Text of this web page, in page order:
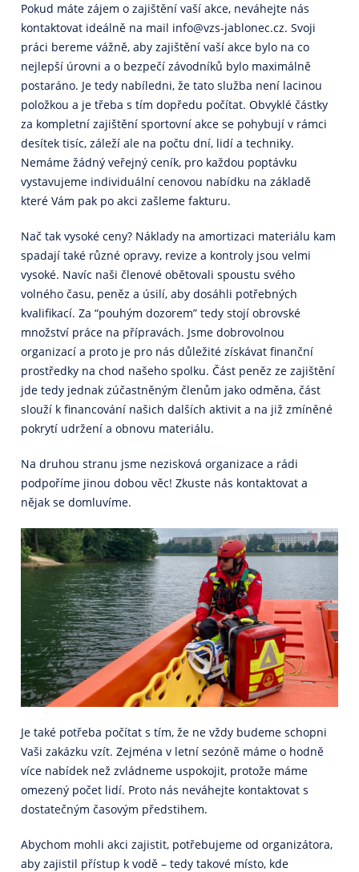
Pokud máte zájem o zajištění vaší akce, neváhejte nás
kontaktovat ideálně na mail info@vzs-jablonec.cz. Svoji
práci bereme vážně, aby zajištění vaší akce bylo na co
nejlepší úrovni a o bezpečí závodníků bylo maximálně
postaráno. Je tedy nabíledni, že tato služba není lacinou
položkou a je třeba s tím dopředu počítat. Obvyklé částky
za kompletní zajištění sportovní akce se pohybují v rámci
desítek tisíc, záleží ale na počtu dní, lidí a techniky.
Nemáme žádný veřejný ceník, pro každou poptávku
vystavujeme individuální cenovou nabídku na základě
které Vám pak po akci zašleme fakturu.
Nač tak vysoké ceny? Náklady na amortizaci materiálu kam
spadají také různé opravy, revize a kontroly jsou velmi
vysoké. Navíc naši členové obětovali spoustu svého
volného času, peněz a úsilí, aby dosáhli potřebných
kvalifikací. Za “pouhým dozorem” tedy stojí obrovské
množství práce na přípravách. Jsme dobrovolnou
organizací a proto je pro nás důležité získávat finanční
prostředky na chod našeho spolku. Část peněz ze zajištění
jde tedy jednak zúčastněným členům jako odměna, část
slouží k financování našich dalších aktivit a na již zmíněné
pokrytí udržení a obnovu materiálu.
Na druhou stranu jsme nezisková organizace a rádi
podpoříme jinou dobou věc! Zkuste nás kontaktovat a
nějak se domluvíme.
Je také potřeba počítat s tím, že ne vždy budeme schopni
Vaši zakázku vzít. Zejména v letní sezóně máme o hodně
více nabídek než zvládneme uspokojit, protože máme
omezený počet lidí. Proto nás neváhejte kontaktovat s
dostatečným časovým předstihem.
Abychom mohli akci zajistit, potřebujeme od organizátora,
aby zajistil přístup k vodě – tedy takové místo, kde